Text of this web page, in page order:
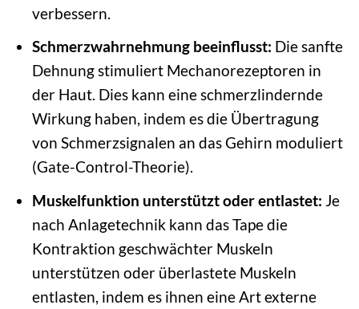
verbessern.
Schmerzwahrnehmung beeinflusst: Die sanfte
Dehnung stimuliert Mechanorezeptoren in
der Haut. Dies kann eine schmerzlindernde
Wirkung haben, indem es die Übertragung
von Schmerzsignalen an das Gehirn moduliert
(Gate-Control-Theorie).
Muskelfunktion unterstützt oder entlastet: Je
nach Anlagetechnik kann das Tape die
Kontraktion geschwächter Muskeln
unterstützen oder überlastete Muskeln
entlasten, indem es ihnen eine Art externe